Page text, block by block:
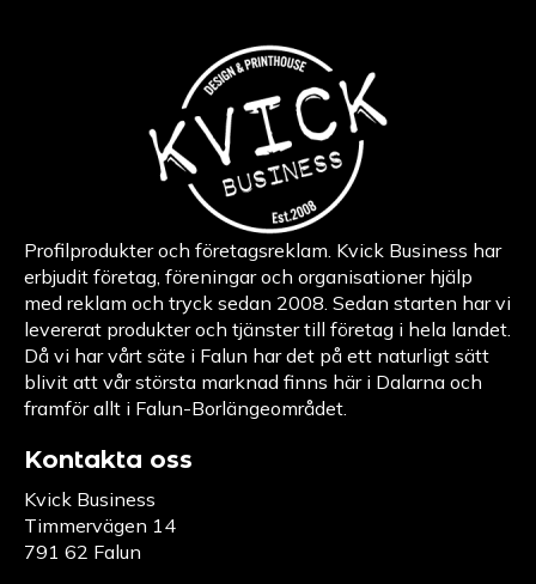
Profilprodukter och företagsreklam. Kvick Business har
erbjudit företag, föreningar och organisationer hjälp
med reklam och tryck sedan 2008. Sedan starten har vi
levererat produkter och tjänster till företag i hela landet.
Då vi har vårt säte i Falun har det på ett naturligt sätt
blivit att vår största marknad finns här i Dalarna och
framför allt i Falun-Borlängeområdet.
Kontakta oss
Kvick Business
Timmervägen 14
791 62 Falun